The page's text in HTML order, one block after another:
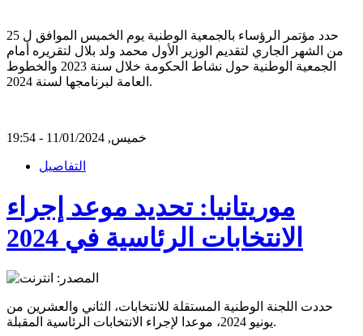
حدد مؤتمر الرؤساء بالجمعية الوطنية يوم الخميس الموافق ل 25
من الشهر الجاري لتقديم الوزير الأول محمد ولد بلال لتقريره أمام
الجمعية الوطنية حول نشاط الحكومة خلال سنة 2023 والخطوط
العامة لبرنامجها لسنة 2024.
خميس, 11/01/2024 - 19:54
التفاصيل
موريتانيا: تحديد موعد إجراء
الانتخابات الرئاسية في 2024
حددت اللجنة الوطنية المستقلة للانتخابات، الثاني والعشرين من
يونيو 2024، موعدا لإجراء الانتخابات الرئاسية المقبلة.